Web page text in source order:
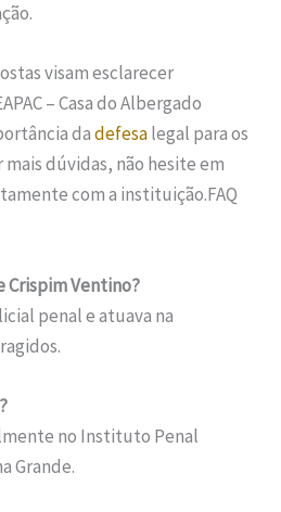
visam esclarecer
– Casa do Albergado
dadefesalegal para os
dúvidas, não hesite em
com a instituição.FAQ
Crispim Ventino?
penal e atuava na
no Instituto Penal
Grande.